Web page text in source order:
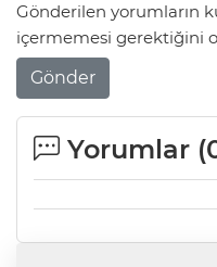
Gönderilen yorumların
içermemesi gerektiğini
Gönder
Yorumlar (